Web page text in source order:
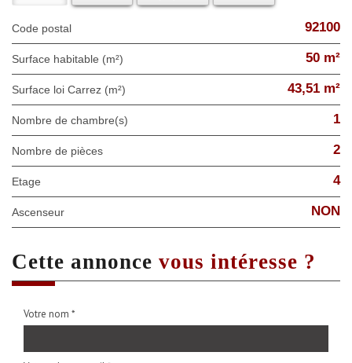
Code postal 92100
Surface habitable (m²) 50 m²
Surface loi Carrez (m²) 43,51 m²
Nombre de chambre(s) 1
Nombre de pièces 2
Etage 4
Ascenseur NON
cette annonce vous intéresse ?
Votre nom *